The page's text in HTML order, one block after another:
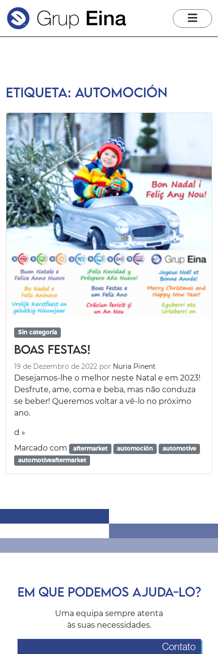
Etiqueta: automoción
Sin categoría
Boas Festas!
19 de Dezembro de 2022 por Nuria Pinent
Desejamos-lhe o melhor neste Natal e em 2023!
Desfrute, ame, coma e beba, mas não conduza
se beber! Queremos voltar a vê-lo no próximo
ano.
d »
Marcado com
aftermarket automoción
automotive
automotiveaftermarket
EM QUE PODEMOS AJUDA-LO?
Uma equipa sempre atenta
às suas necessidades.
Contato